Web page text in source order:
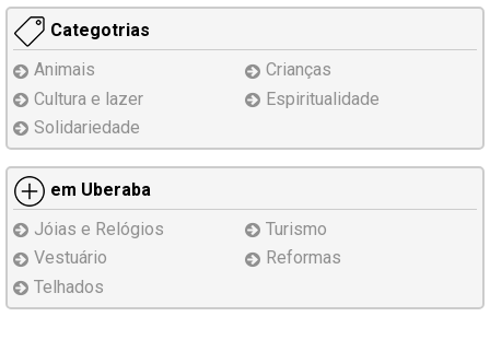
Categotrias
Animais
Crianças
Cultura e lazer
Espiritualidade
Solidariedade
em Uberaba
Jóias e Relógios
Turismo
Vestuário
Reformas
Telhados